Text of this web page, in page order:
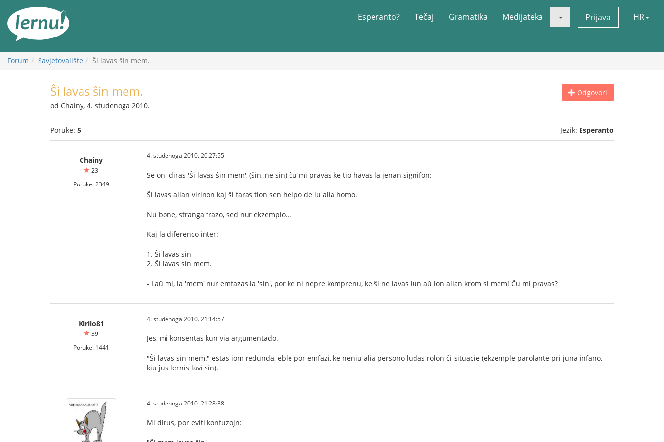
Esperanto? Tečaj Gramatika Medijateka Prijava HR
Forum Savjetovalište Ŝi lavas ŝin mem.
Odgovori
Ŝi lavas ŝin mem.
od Chainy, 4. studenoga 2010.
Poruke: 5 Jezik: Esperanto
Chainy
23
Poruke: 2349
4. studenoga 2010. 20:27:55
Se oni diras 'Ŝi lavas ŝin mem', (ŝin, ne sin) ĉu mi pravas ke tio havas la jenan signifon:
Ŝi lavas alian virinon kaj ŝi faras tion sen helpo de iu alia homo.
Nu bone, stranga frazo, sed nur ekzemplo...
Kaj la diferenco inter:
1. Ŝi lavas sin
2. Ŝi lavas sin mem.
- Laŭ mi, la 'mem' nur emfazas la 'sin', por ke ni nepre komprenu, ke ŝi ne lavas iun aŭ ion alian krom si mem! Ĉu mi pravas?
Kirilo81
39
Poruke: 1441
4. studenoga 2010. 21:14:57
Jes, mi konsentas kun via argumentado.
"Ŝi lavas sin mem." estas iom redunda, eble por emfazi, ke neniu alia persono ludas rolon ĉi-situacie (ekzemple parolante pri juna infano,
kiu ĵus lernis lavi sin).
4. studenoga 2010. 21:28:38
Mi dirus, por eviti konfuzojn: